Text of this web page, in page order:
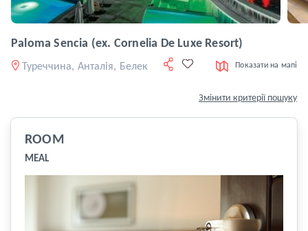
Paloma Sencia (ex. Cornelia De Luxe Resort)
Туреччина, Анталія, Белек Показати на мапі
Змінити критерії пошуку
ROOM
MEAL